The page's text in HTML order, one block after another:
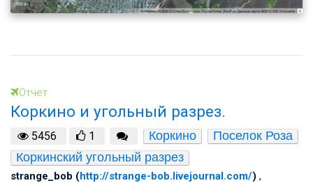
Отчет
Коркино и угольный разрез.
5456 1 Коркино
Поселок Роза
Коркинский угольный разрез
strange_bob (http://strange-bob.livejournal.com/) ,